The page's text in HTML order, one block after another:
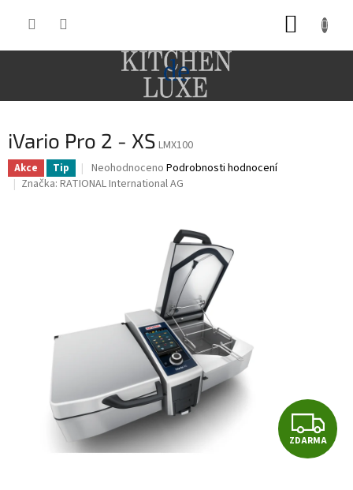
iVario Pro 2 - XS LMX100
Akce Tip
Průměrné
hodnocení
Neohodnoceno Podrobnosti hodnocení
Značka: RATIONAL International AG
Z
D
ZDARMA